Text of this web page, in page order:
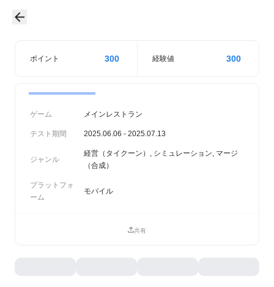
ポイント 300 経験値 300
ゲーム メインレストラン
テスト期間 2025.06.06 - 2025.07.13
ジャンル
経営（タイクーン）, シミュレーション, マージ
（合成）
プラットフォ
ーム
モバイル
共有